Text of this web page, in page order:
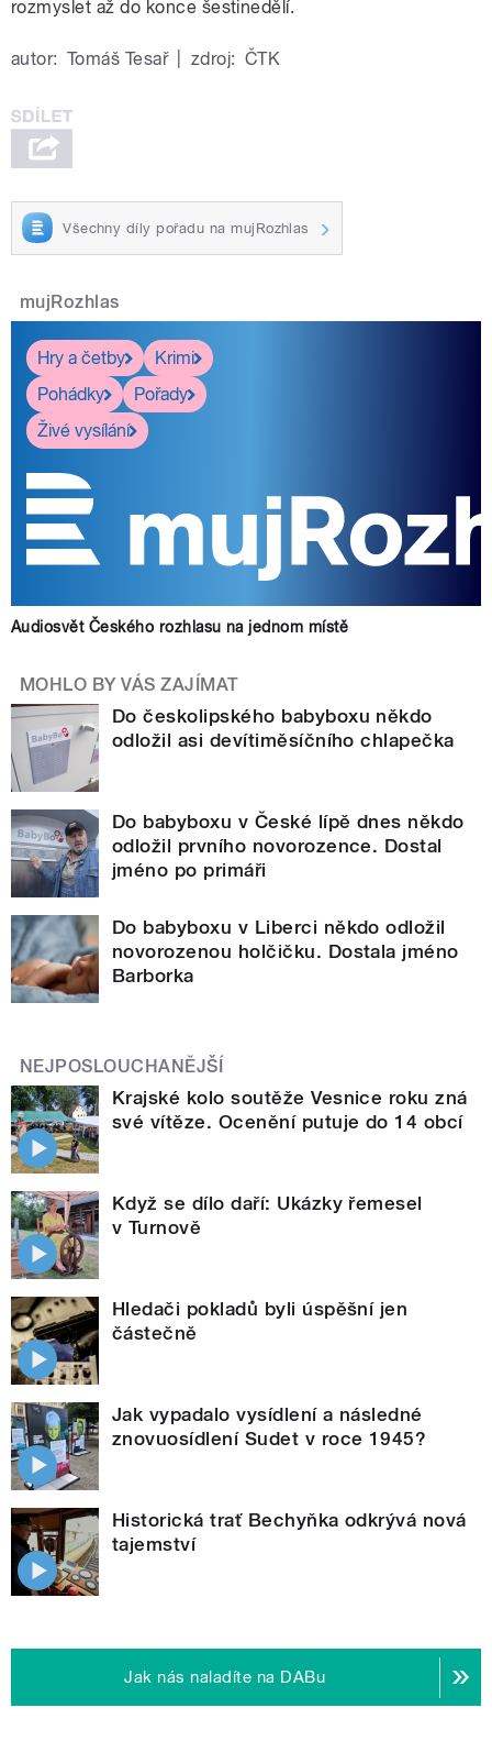
rozmyslet až do konce šestinedělí.
autor: Tomáš Tesař zdroj: ČTK
Všechny díly pořadu na mujRozhlas
mujRozhlas
Hry a četby
Krimi
Pohádky
Pořady
Živé vysílání
Audiosvět Českého rozhlasu na jednom místě
MOHLO BY VÁS ZAJÍMAT
Do českolipského babyboxu někdo
odložil asi devítiměsíčního chlapečka
Do babyboxu v České lípě dnes někdo
odložil prvního novorozence. Dostal
jméno po primáři
Do babyboxu v Liberci někdo odložil
novorozenou holčičku. Dostala jméno
Barborka
NEJPOSLOUCHANĚJŠÍ
Krajské kolo soutěže Vesnice roku zná
své vítěze. Ocenění putuje do 14 obcí
Když se dílo daří: Ukázky řemesel
v Turnově
Hledači pokladů byli úspěšní jen
částečně
Jak vypadalo vysídlení a následné
znovuosídlení Sudet v roce 1945?
Historická trať Bechyňka odkrývá nová
tajemství
Jak nás naladíte na DABu